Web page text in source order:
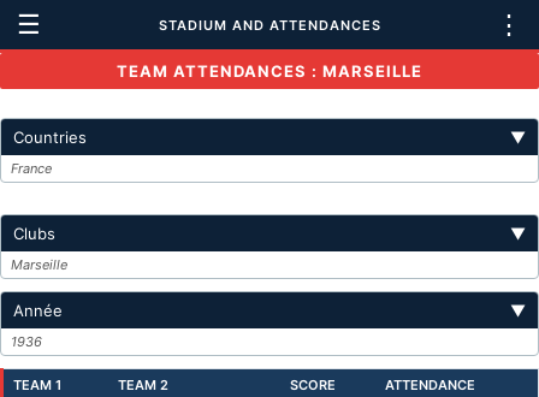
☰ STADIUM AND ATTENDANCES ⋮
TEAM ATTENDANCES : MARSEILLE
Countries ▼
France
Clubs ▼
Marseille
Année ▼
1936
TEAM 1 TEAM 2 SCORE ATTENDANCE